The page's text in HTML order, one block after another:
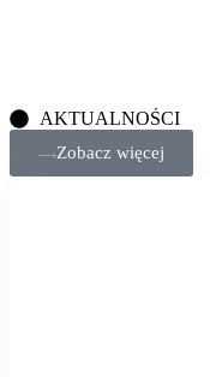
AKTUALNOŚCI
Zobacz więcej